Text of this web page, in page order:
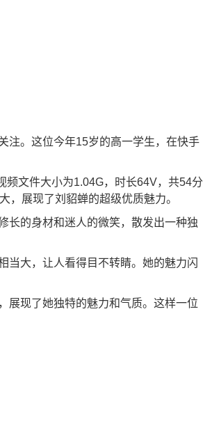
注。这位今年15岁的高一学生，在快手
文件大小为1.04G，时长64V，共54分
，展现了刘貂蝉的超级优质魅力。
长的身材和迷人的微笑，散发出一种独
当大，让人看得目不转睛。她的魅力闪
展现了她独特的魅力和气质。这样一位